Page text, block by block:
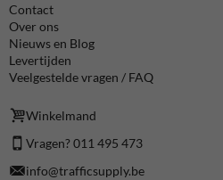
Contact
Over ons
Nieuws en Blog
Levertijden
Veelgestelde vragen / FAQ
Winkelmand
Vragen? 011 495 473
info@trafficsupply.be